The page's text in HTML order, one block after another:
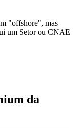
"offshore", mas
um Setor ou CNAE
da